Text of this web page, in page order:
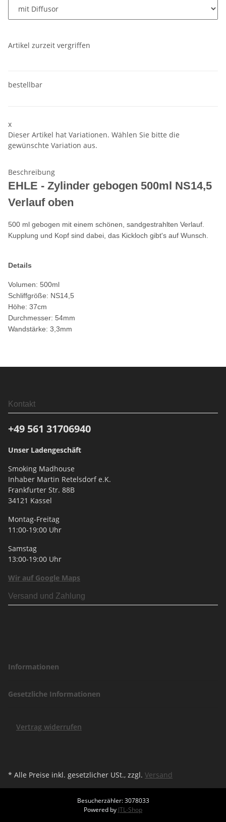
Artikel zurzeit vergriffen
bestellbar
x
Dieser Artikel hat Variationen. Wählen Sie bitte die
gewünschte Variation aus.
Beschreibung
EHLE - Zylinder gebogen 500ml NS14,5
Verlauf oben
500 ml gebogen mit einem schönen, sandgestrahlten Verlauf.
Kupplung und Kopf sind dabei, das Kickloch gibt's auf Wunsch.
Details
Volumen: 500ml
Schliffgröße: NS14,5
Höhe: 37cm
Durchmesser: 54mm
Wandstärke: 3,3mm
Kontakt
+49 561 31706940
Unser Ladengeschäft
Smoking Madhouse
Inhaber Martin Retelsdorf e.K.
Frankfurter Str. 88B
34121 Kassel
Montag-Freitag
11:00-19:00 Uhr
Samstag
13:00-19:00 Uhr
Wir auf Google Maps
Versand und Zahlung
Informationen
Gesetzliche Informationen
Vertrag widerrufen
* Alle Preise inkl. gesetzlicher USt., zzgl. Versand
Besucherzähler: 3078033
Powered by JTL-Shop